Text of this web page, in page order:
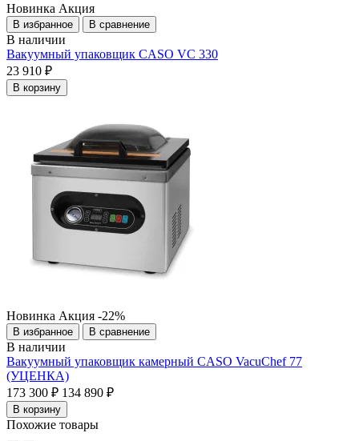
Новинка Акция
В избранное В сравнение
В наличии
Вакуумный упаковщик CASO VC 330
23 910 ₽
В корзину
Новинка Акция -22%
В избранное В сравнение
В наличии
Вакуумный упаковщик камерный CASO VacuChef 77
(УЦЕНКА)
173 300 ₽ 134 890 ₽
В корзину
Похожие товары